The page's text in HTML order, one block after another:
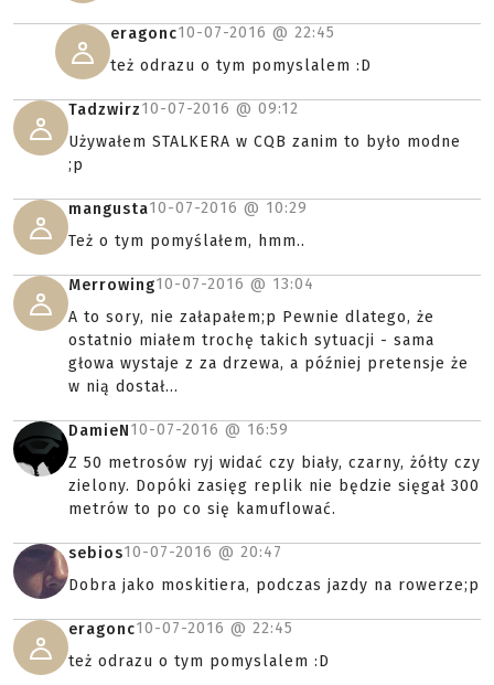
eragonc10-07-2016 @ 22:45
też odrazu o tym pomyslalem :D
Tadzwirz10-07-2016 @ 09:12
Używałem STALKERA w CQB zanim to było modne
;p
mangusta10-07-2016 @ 10:29
Też o tym pomyślałem, hmm..
Merrowing10-07-2016 @ 13:04
A to sory, nie załapałem;p Pewnie dlatego, że
ostatnio miałem trochę takich sytuacji - sama
głowa wystaje z za drzewa, a później pretensje że
w nią dostał...
DamieN10-07-2016 @ 16:59
Z 50 metrosów ryj widać czy biały, czarny, żółty czy
zielony. Dopóki zasięg replik nie będzie sięgał 300
metrów to po co się kamuflować.
sebios10-07-2016 @ 20:47
Dobra jako moskitiera, podczas jazdy na rowerze;p
eragonc10-07-2016 @ 22:45
też odrazu o tym pomyslalem :D